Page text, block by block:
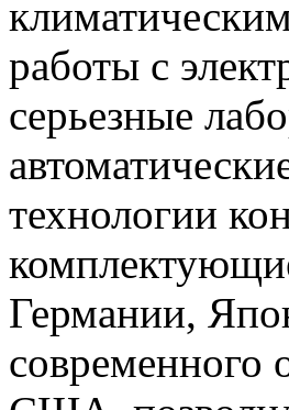
работы с
серьезные
технологии
Германии,
современного